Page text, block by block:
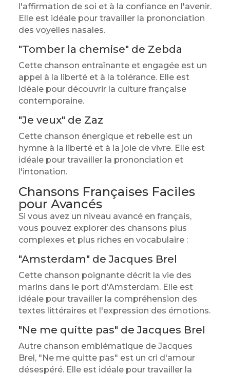
l'affirmation de soi et à la confiance en l'avenir.
Elle est idéale pour travailler la prononciation
des voyelles nasales.
"Tomber la chemise" de Zebda
Cette chanson entraînante et engagée est un
appel à la liberté et à la tolérance. Elle est
idéale pour découvrir la culture française
contemporaine.
"Je veux" de Zaz
Cette chanson énergique et rebelle est un
hymne à la liberté et à la joie de vivre. Elle est
idéale pour travailler la prononciation et
l'intonation.
Chansons Françaises Faciles
pour Avancés
Si vous avez un niveau avancé en français,
vous pouvez explorer des chansons plus
complexes et plus riches en vocabulaire :
"Amsterdam" de Jacques Brel
Cette chanson poignante décrit la vie des
marins dans le port d'Amsterdam. Elle est
idéale pour travailler la compréhension des
textes littéraires et l'expression des émotions.
"Ne me quitte pas" de Jacques Brel
Autre chanson emblématique de Jacques
Brel, "Ne me quitte pas" est un cri d'amour
désespéré. Elle est idéale pour travailler la